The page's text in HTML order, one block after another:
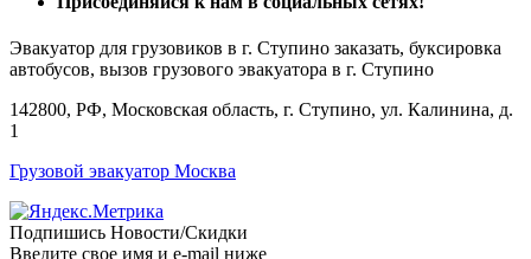
Эвакуатор для грузовиков в г. Ступино заказать, буксировка
автобусов, вызов грузового эвакуатора в г. Ступино
142800, РФ, Московская область, г. Ступино, ул. Калинина, д.
1
Грузовой эвакуатор Москва
Подпишись Новости/Скидки
Введите свое имя и e-mail ниже